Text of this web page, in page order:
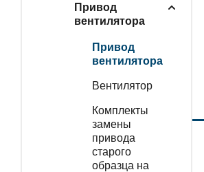
Привод
вентилятора
Привод
вентилятора
Вентилятор
Комплекты
замены
привода
старого
образца на